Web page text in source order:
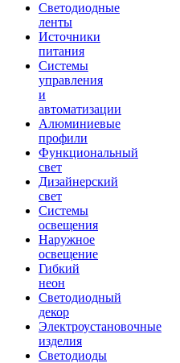
Светодиодные
ленты
Источники
питания
Системы
управления
и
автоматизации
Алюминиевые
профили
Функциональный
свет
Дизайнерский
свет
Системы
освещения
Наружное
освещение
Гибкий
неон
Светодиодный
декор
Электроустановочные
изделия
Светодиоды